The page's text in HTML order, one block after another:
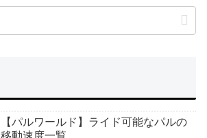
【パルワールド】ライド可能なパルの
移動速度一覧